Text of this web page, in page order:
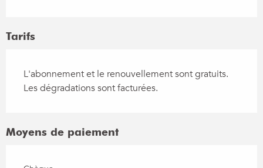
Tarifs
L'abonnement et le renouvellement sont gratuits.
Les dégradations sont facturées.
Moyens de paiement